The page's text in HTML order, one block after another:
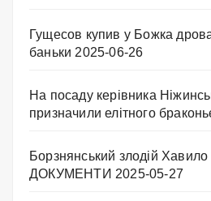
Гущесов купив у Божка
баньки 2025-06-26
На посаду керівника
призначили елітного
Борзнянський злодій Хавило
ДОКУМЕНТИ 2025-05-27